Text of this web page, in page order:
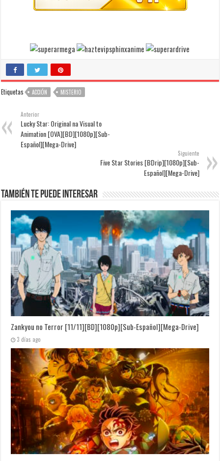
Etiquetas ACCIÓN MISTERIO
Anterior
Lucky Star: Original na Visual to
Animation [OVA][BD][1080p][Sub-
Español][Mega-Drive]
Siguiente
Five Star Stories [BDrip][1080p][Sub-
Español][Mega-Drive]
También te puede interesar
Zankyou no Terror [11/11][BD][1080p][Sub-Español][Mega-Drive]
3 días ago